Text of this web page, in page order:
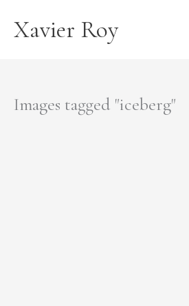
Xavier Roy
Images tagged "iceberg"